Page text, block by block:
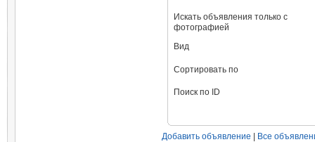
Искать объявления только с
фотографией
Вид
Сортировать по
Поиск по ID
Добавить объявление Все